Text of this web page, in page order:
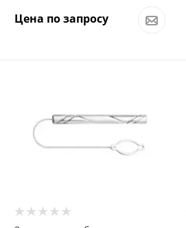
Цена по запросу